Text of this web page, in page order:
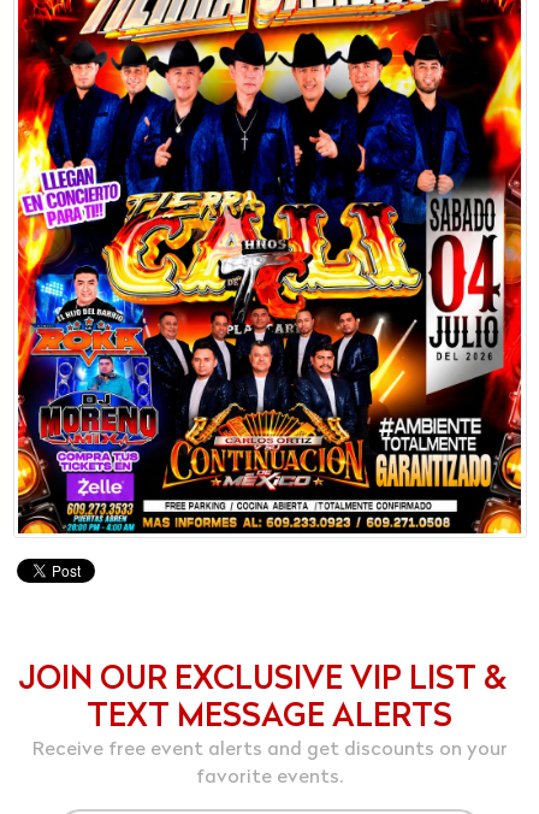
JOIN OUR EXCLUSIVE VIP LIST &
TEXT MESSAGE ALERTS
Receive free event alerts and get discounts on your
favorite events.